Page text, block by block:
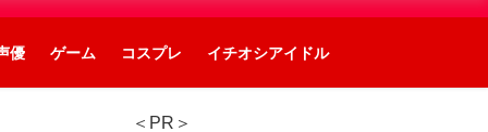
優 ゲーム コスプレ イチオシアイドル
＜PR＞